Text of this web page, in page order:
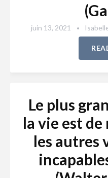
juin 13, 2021
Le plus
la vie est de
les autres